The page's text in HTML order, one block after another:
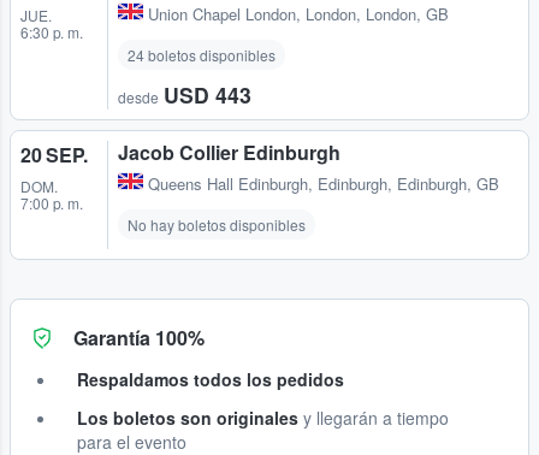
JUE.
6:30 p. m.
Union Chapel London, London, London, GB
24 boletos disponibles
desde USD 443
20 SEP.
DOM.
7:00 p. m.
Jacob Collier Edinburgh
Queens Hall Edinburgh, Edinburgh, Edinburgh, GB
No hay boletos disponibles
Garantía 100%
Respaldamos todos los pedidos
Los boletos son originales y llegarán a tiempo
para el evento